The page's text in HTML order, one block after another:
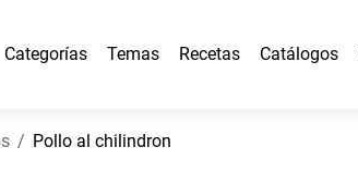
Categorías Temas Recetas Catálogos
Pollo al chilindron